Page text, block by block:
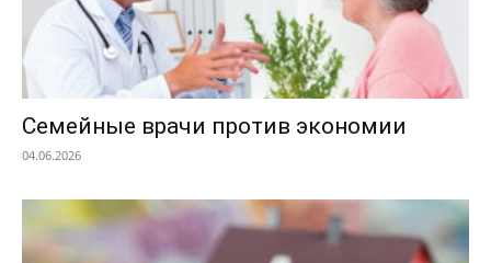
Семейные врачи против экономии
04.06.2026